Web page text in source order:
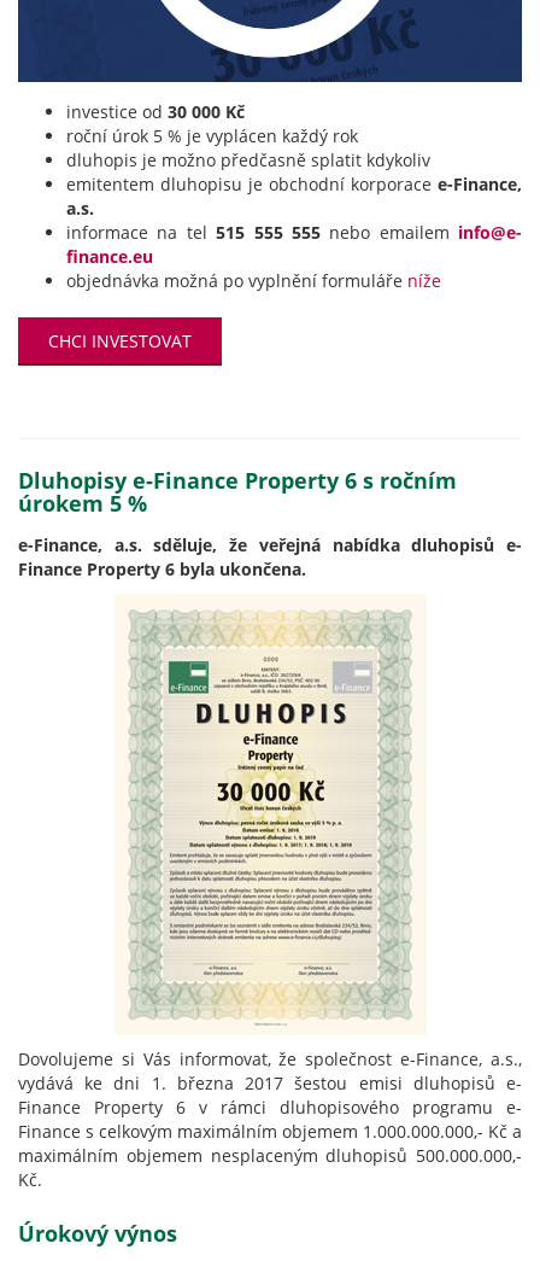
investice od 30 000 Kč
roční úrok 5 % je vyplácen každý rok
dluhopis je možno předčasně splatit kdykoliv
emitentem dluhopisu je obchodní korporace e-Finance,
a.s.
informace na tel515 555 555nebo emailem info@e-
finance.eu
objednávka možná po vyplnění formuláře níže
CHCI INVESTOVAT
Dluhopisy e-Finance Property 6 s ročním
úrokem 5 %
e-Finance, a.s. sděluje, že veřejná nabídka dluhopisů e-
Finance Property 6 byla ukončena.
Dovolujeme si Vás informovat, že společnost e-Finance, a.s.,
vydává ke dni 1. března 2017 šestou emisi dluhopisů e-
Finance Property 6 v rámci dluhopisového programu e-
Finance s celkovým maximálním objemem 1.000.000.000,- Kč a
maximálním objemem nesplaceným dluhopisů 500.000.000,-
Kč.
Úrokový výnos